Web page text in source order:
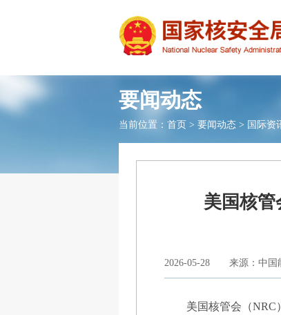
要闻动态
当前位置： 首页 > 要闻动态 > 国际资
美国核
2026-05-28 来源：中国
美国核管会（NRC